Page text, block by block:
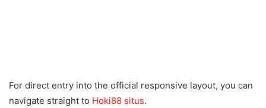
For direct entry into the official responsive layout, you can
navigate straight to Hoki88 situs.